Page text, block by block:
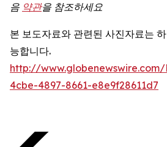
음 약관을 참조하세요
본 보도자료와 관련된 사진자료는
능합니다.
http://
4cbe-4897-8661-e8e9f28611d7